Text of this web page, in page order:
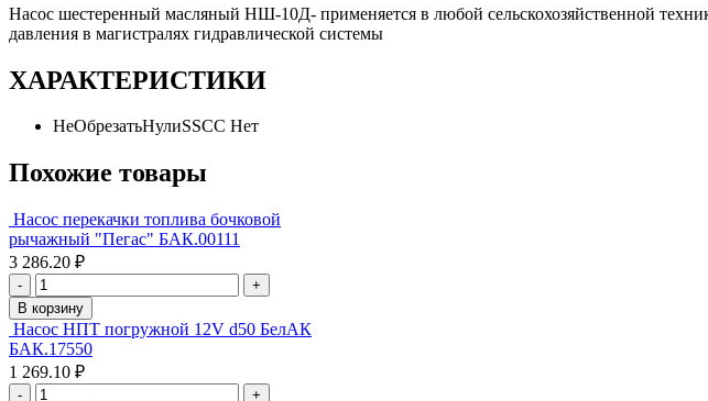
Насос шестеренный масляный НШ-10Д- применяется в любой сельскохозяйственной
давления в магистралях гидравлической системы
ХАРАКТЕРИСТИКИ
НеОбрезатьНулиSSCC Нет
Похожие товары
Насос перекачки топлива бочковой
рычажный "Пегас" БАК.00111
3 286.20 ₽
-
+
В корзину
Насос НПТ погружной 12V d50 БелАК
БАК.17550
1 269.10 ₽
-
+